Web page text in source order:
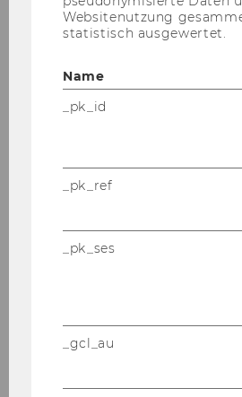
Pro­jek­tor
Trag­ba­rer
Lo­gi­tech Con­fe­rence
Websitenutzung
statistisch ausgewertet.
Name
_pk_id
_pk_ref
_pk_ses
_gcl_au